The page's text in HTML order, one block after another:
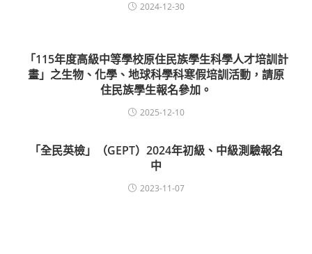
2024-12-30
「115年度高級中等學校原住民族學生科學人才培訓計
畫」之生物、化學、地球科學科寒假培訓活動，請原
住民族學生報名參加。
2025-12-10
「全民英檢」（GEPT）2024年初級、中級測驗報名
中
2023-11-07